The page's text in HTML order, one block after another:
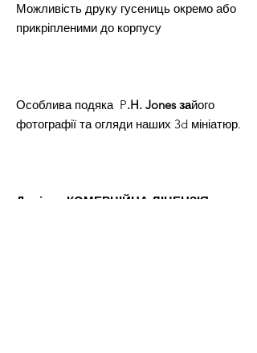
Можливість друку гусениць окремо або
прикріпленими до корпусу
Особлива подяка P.H. Jones зайого
фотографії та огляди наших 3d мініатюр.
Довічна КОМЕРЦІЙНА ЛІЦЕНЗІЯ на